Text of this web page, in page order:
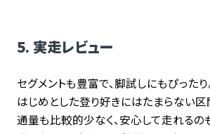
5. 実走レビュー
セグメントも豊富で、脚試しにもぴったり
はじめとした登り好きにはたまらない区
通量も比較的少なく、安心して走れるの